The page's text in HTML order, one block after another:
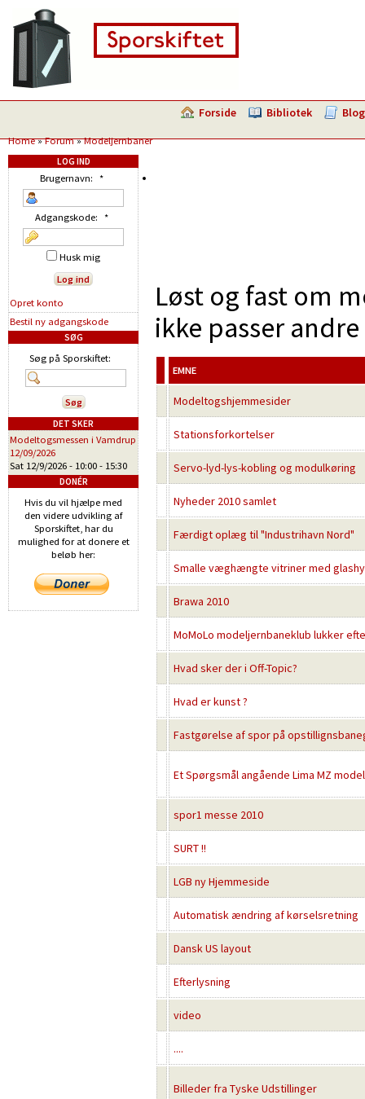
Forside Bibliotek Blog
Home»Forum»Modeljernbaner
Løst og fast om
ikke passer
EMNE
Modeltogshjemmesider
Stationsforkortelser
Servo-lyd-lys-kobling og modulkøring
Nyheder 2010 samlet
Færdigt oplæg til "Industrihavn Nord"
Smalle væghængte vitriner med
Brawa 2010
MoMoLo modeljernbaneklub lukker
Hvad sker der i Off-Topic?
Hvad er kunst ?
Fastgørelse af spor på
Et Spørgsmål angående Lima MZ
spor1 messe 2010
SURT !!
LGB ny Hjemmeside
Automatisk ændring af kørselsretning
Dansk US layout
Efterlysning
video
....
Billeder fra Tyske Udstillinger
LOG IND
Brugernavn: *
Adgangskode: *
Husk mig
Opret konto
Bestil ny adgangskode
SØG
Søg på Sporskiftet:
DET SKER
Modeltogsmessen i Vamdrup
12/09/2026
Sat 12/9/2026 - 10:00 - 15:30
DONÉR
Hvis du vil hjælpe med
den videre udvikling af
Sporskiftet, har du
mulighed for at donere et
beløb her: